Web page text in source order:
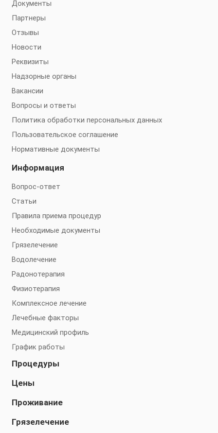
Документы
Партнеры
Отзывы
Новости
Реквизиты
Надзорные органы
Вакансии
Вопросы и ответы
Политика обработки персональных данных
Пользовательское соглашение
Нормативные документы
Информация
Вопрос-ответ
Статьи
Правила приема процедур
Необходимые документы
Грязелечение
Водолечение
Радонотерапия
Физиотерапия
Комплексное лечение
Лечебные факторы
Медицинский профиль
График работы
Процедуры
Цены
Проживание
Грязелечение